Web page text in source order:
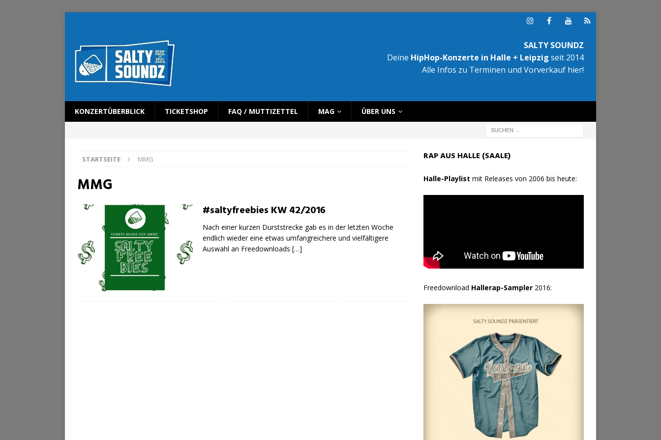
SALTY SOUNDZ
Deine HipHop-Konzerte in Halle + Leipzig seit 2014
Alle Infos zu Terminen und Vorverkauf hier!
KONZERTÜBERBLICK TICKETSHOP FAQ / MUTTIZETTEL MAG ÜBER UNS
STARTSEITE MMG
MMG
#saltyfreebies KW 42/2016
Nach einer kurzen Durststrecke gab es in der letzten Woche
endlich wieder eine etwas umfangreichere und vielfältigere
Auswahl an Freedownloads […]
RAP AUS HALLE (SAALE)
Halle-Playlist mit Releases von 2006 bis heute:
Freedownload Hallerap-Sampler2016: